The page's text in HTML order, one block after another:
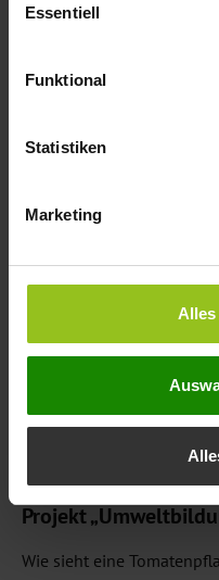
Essentiell
Funktional
Statistiken
Marketing
Alles
verstellt. Dadurch
dem Projekt
Abhilfe schaffen und
Projekt
Wie sieht eine